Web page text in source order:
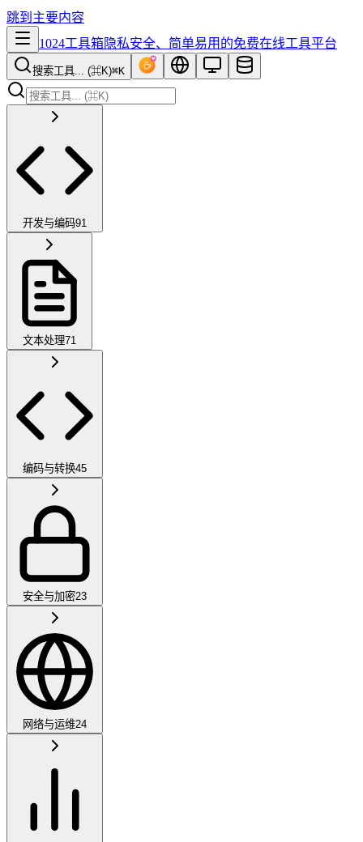
跳到主要内容
1024工具箱隐私安全、简单易用的免费在线工具平台
搜索工具... (⌘K)⌘K
开发与编码91
文本处理71
编码与转换45
安全与加密23
网络与运维24